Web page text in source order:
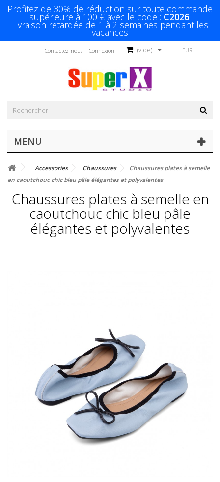
Profitez de 30% de réduction sur toute commande
supérieure à 100 € avec le code : C2026.
Livraison retardée de 1 à 2 semaines pendant les
vacances
EUR
(vide)
Connexion
Contactez-nous
MENU
Accessories Chaussures
Chaussures plates à semelle
en caoutchouc chic bleu pâle élégantes et polyvalentes
Chaussures plates à semelle en
caoutchouc chic bleu pâle
élégantes et polyvalentes